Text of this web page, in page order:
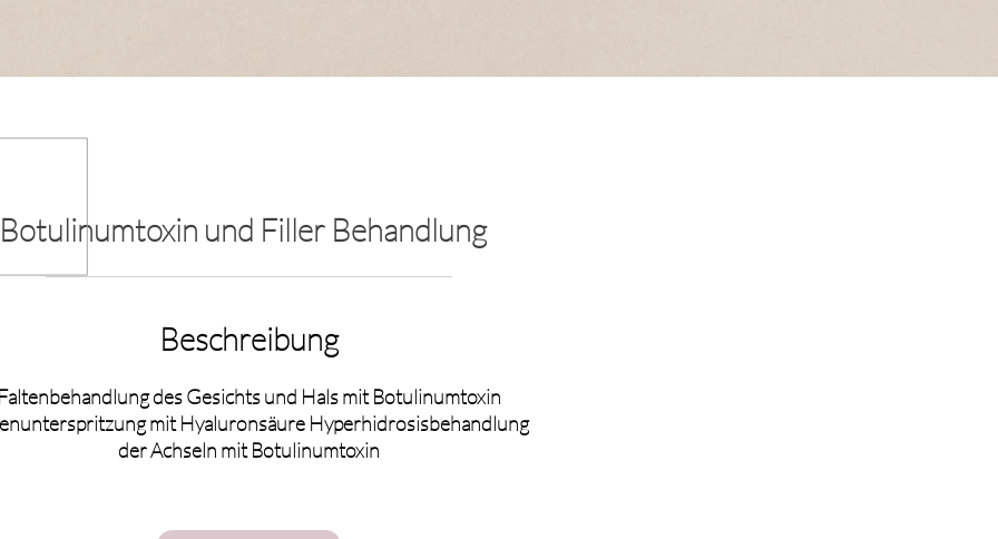
und Filler Behandlung
Beschreibung
des Gesichts und Hals mit Botulinumtoxin
mit Hyaluronsäure Hyperhidrosisbehandlung
der Achseln mit Botulinumtoxin